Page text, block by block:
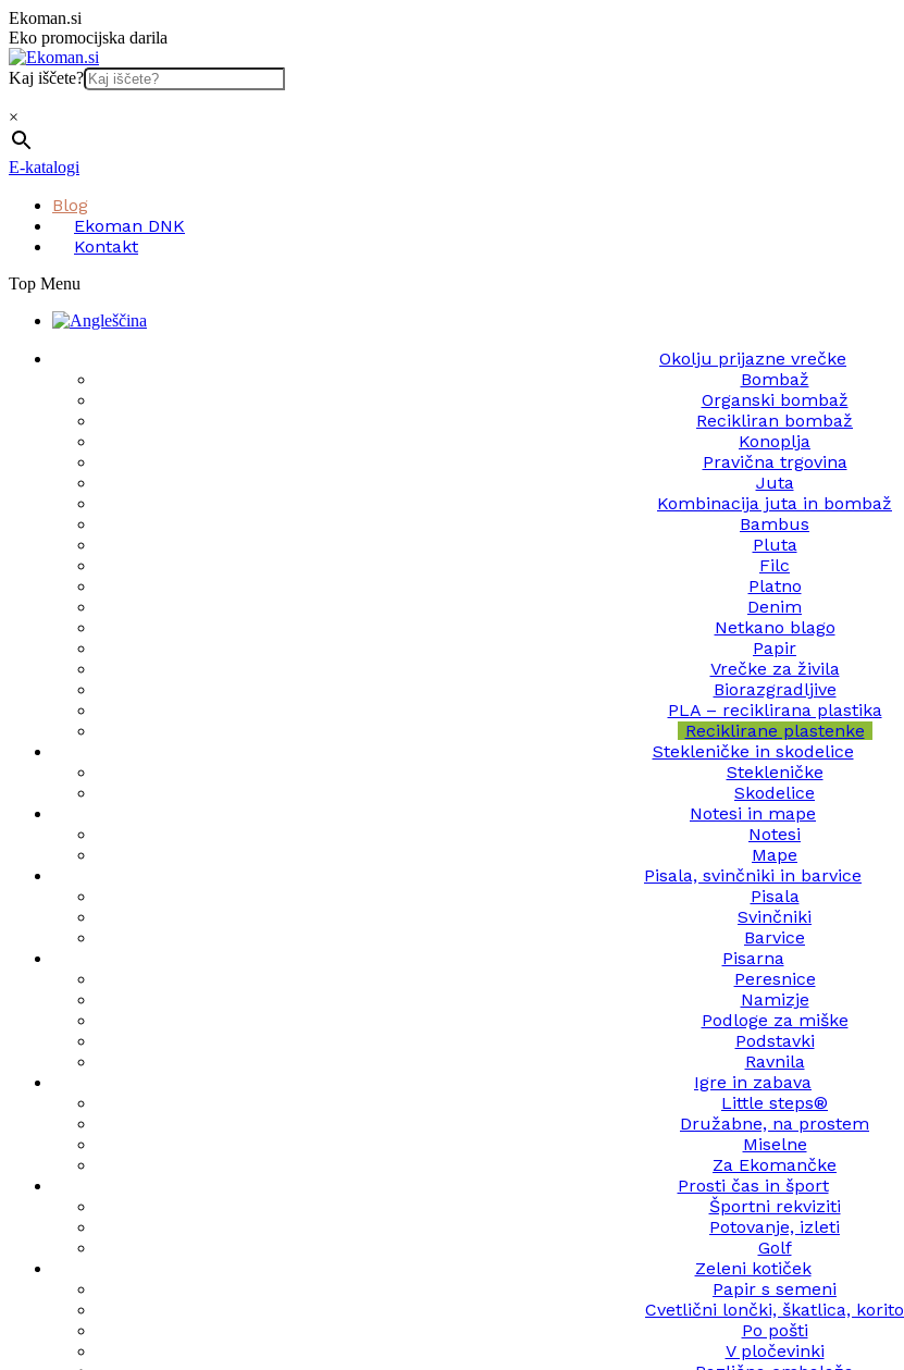
Skip
to
content
Ekoman.si
Eko promocijska darila
Kaj iščete?
×
E-katalogi
Blog
Ekoman DNK
Kontakt
Top Menu
Okolju prijazne vrečke
Bombaž
Organski bombaž
Recikliran bombaž
Konoplja
Pravična trgovina
Juta
Kombinacija juta in bombaž
Bambus
Pluta
Filc
Platno
Denim
Netkano blago
Papir
Vrečke za živila
Biorazgradljive
PLA – reciklirana plastika
Reciklirane plastenke
Stekleničke in skodelice
Stekleničke
Skodelice
Notesi in mape
Notesi
Mape
Pisala, svinčniki in barvice
Pisala
Svinčniki
Barvice
Pisarna
Peresnice
Namizje
Podloge za miške
Podstavki
Ravnila
Igre in zabava
Little steps®
Družabne, na prostem
Miselne
Za Ekomančke
Prosti čas in šport
Športni rekviziti
Potovanje, izleti
Golf
Zeleni kotiček
Papir s semeni
Cvetlični lončki, škatlica, korito
Po pošti
V pločevinki